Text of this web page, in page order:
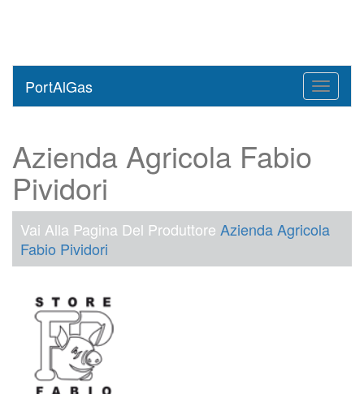
Toggle
PortAlGas
Azienda Agricola Fabio
Pividori
Vai Alla Pagina Del Produttore Azienda Agricola
Fabio Pividori